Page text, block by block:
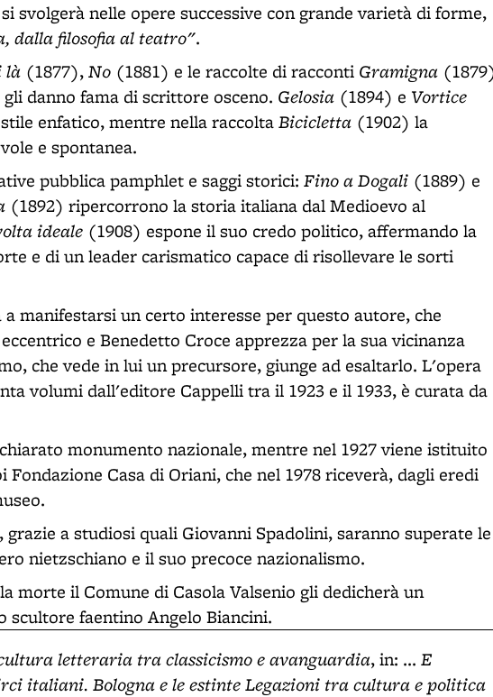
svolgerà nelle opere successive con grande varietà di forme,
dalla filosofia al teatro".
là (1877),No (1881) e le raccolte di racconti Gramigna
danno fama di scrittore osceno. Gelosia (1894) e Vortice
enfatico, mentre nella raccoltaBicicletta (1902) la
e spontanea.
pubblica pamphlet e saggi storici: Fino a Dogali (1889) e
(1892) ripercorrono la storia italiana dal Medioevo al
ideale (1908) espone il suo credo politico, affermando la
e di un leader carismatico capace di risollevare le sorti
manifestarsi un certo interesse per questo autore, che
e Benedetto Croce apprezza per la sua vicinanza
che vede in lui un precursore, giunge ad esaltarlo. L'opera
volumi dall'editore Cappelli tra il 1923 e il 1933, è curata da
monumento nazionale, mentre nel 1927 viene istituito
Fondazione Casa di Oriani, che nel 1978 riceverà, dagli eredi
grazie a studiosi quali Giovanni Spadolini, saranno superate le
nietzschiano e il suo precoce nazionalismo.
morte il Comune di Casola Valsenio gli dedicherà un
scultore faentino Angelo Biancini.
letteraria tra classicismo e avanguardia, in: ... E
italiani. Bologna e le estinte Legazioni tra cultura e politica